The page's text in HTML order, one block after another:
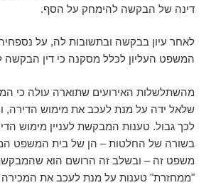
דינה של הבקשה להימחק על הסף.
לאחר עיון בבקשה ובתשובות לה, על
המשפט העליון לכלל מסקנה כי דין הבקשה
מהשתלשלות האירועים שתוארה עולה כי
שלאל ידה על מנת לעכב את מימוש הדירה,
לכך גבול. טענות המבקשת לעניין מימוש
בשורה של החלטות – הן של בית המשפט
משפט זה – ובשלב זה הרושם הוא
"ממחזרת" טענות על מנת לעכב את המכירה